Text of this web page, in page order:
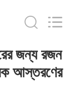
জন্য রজন
আস্তরণের